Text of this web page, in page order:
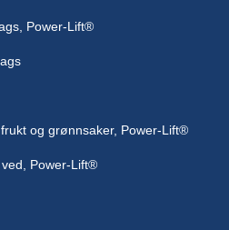
Power-Lift®
og grønnsaker, Power-Lift®
Power-Lift®